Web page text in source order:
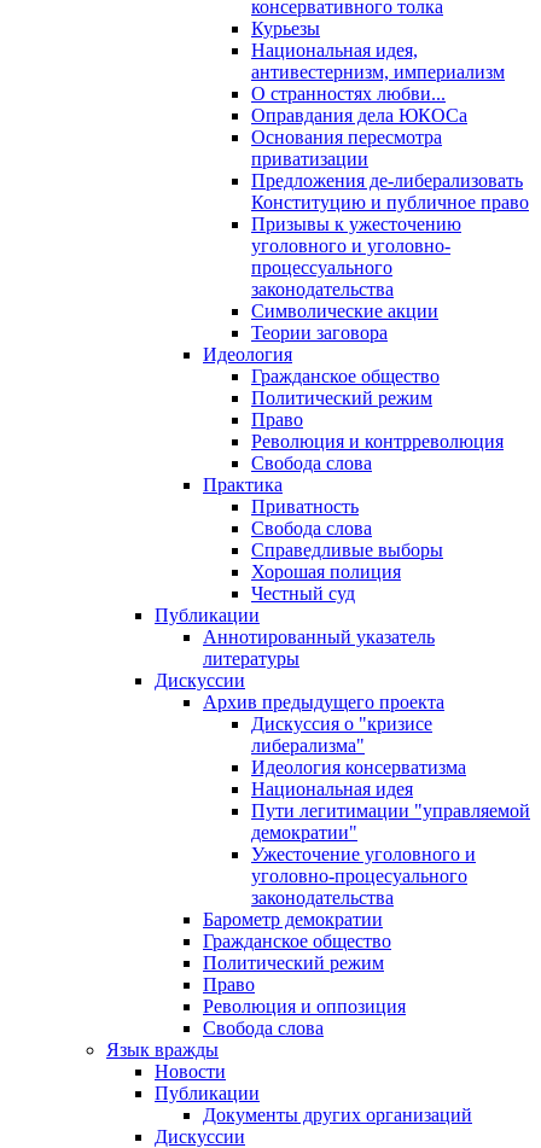
консервативного толка
Курьезы
Национальная идея,
антивестернизм, империализм
О странностях любви...
Оправдания дела ЮКОСа
Основания пересмотра
приватизации
Предложения де-либерализовать
Конституцию и публичное право
Призывы к ужесточению
уголовного и уголовно-
процессуального
законодательства
Символические акции
Теории заговора
Идеология
Гражданское общество
Политический режим
Право
Революция и контрреволюция
Свобода слова
Практика
Приватность
Свобода слова
Справедливые выборы
Хорошая полиция
Честный суд
Публикации
Аннотированный указатель
литературы
Дискуссии
Архив предыдущего проекта
Дискуссия о "кризисе
либерализма"
Идеология консерватизма
Национальная идея
Пути легитимации "управляемой
демократии"
Ужесточение уголовного и
уголовно-процесуального
законодательства
Барометр демократии
Гражданское общество
Политический режим
Право
Революция и оппозиция
Свобода слова
Язык вражды
Новости
Публикации
Документы других организаций
Дискуссии